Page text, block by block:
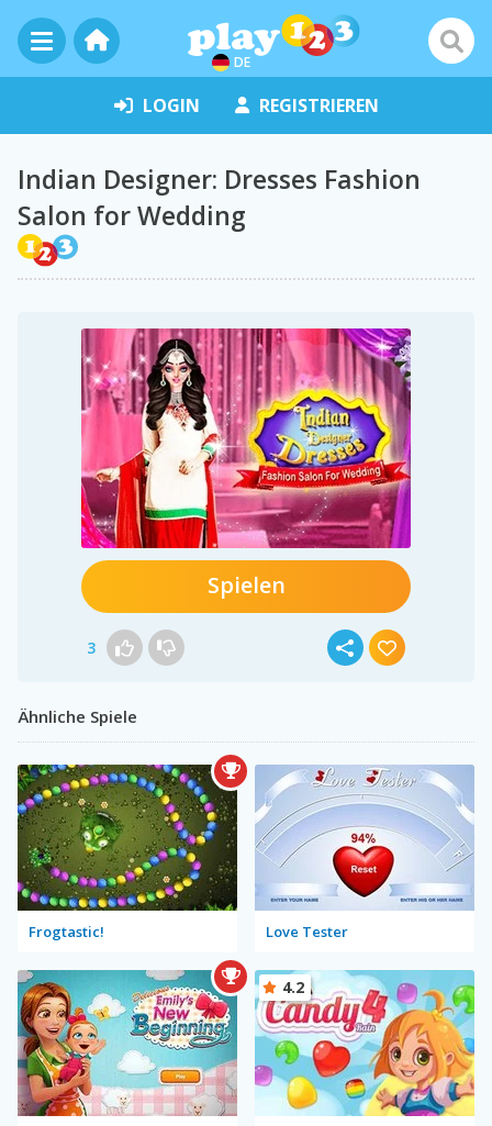
DE
LOGIN REGISTRIEREN
Indian Designer: Dresses Fashion
Salon for Wedding
Spielen
3
Ähnliche Spiele
Frogtastic! Love Tester
4.2